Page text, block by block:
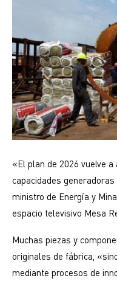
«El plan de 2026 vuelve
capacidades
ministro de Energía y
espacio televisivo Mesa
Muchas piezas y
originales de fábrica,
mediante procesos de